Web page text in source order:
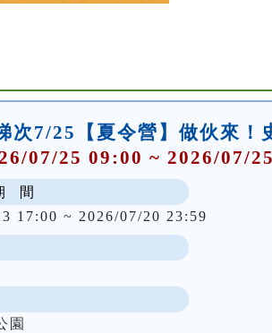
次7/25【夏令營】做伙來！
07/25 09:00 ~ 2026/07/
間
17:00 ~ 2026/07/20 23:59
園